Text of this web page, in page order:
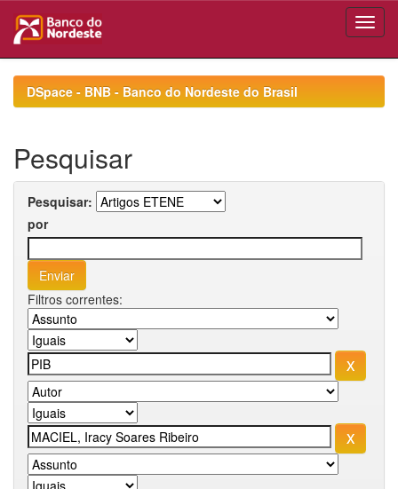
navigationDSpace - BNB - Banco do Nordeste do Brasil
Pesquisar
Pesquisar:
por
Filtros correntes: